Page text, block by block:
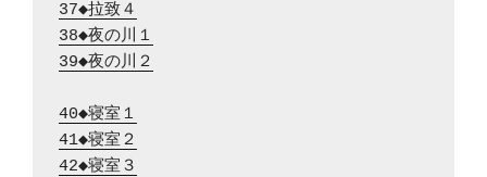
37◆拉致４
38◆夜の川１
39◆夜の川２
40◆寝室１
41◆寝室２
42◆寝室３